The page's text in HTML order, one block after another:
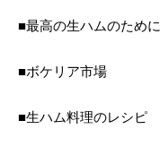
■最高の生ハムのために
■ボケリア市場
■生ハム料理のレシピ